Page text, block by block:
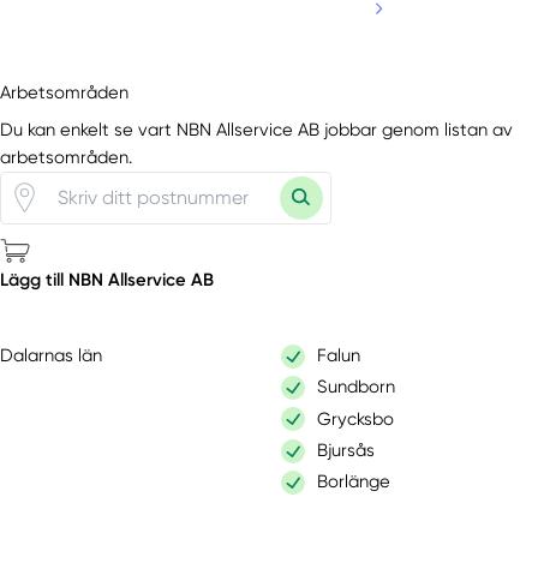
Arbetsområden
Du kan enkelt se vart NBN Allservice AB jobbar genom listan av
arbetsområden.
Lägg till NBN Allservice AB
Dalarnas län
Falun
Sundborn
Grycksbo
Bjursås
Borlänge